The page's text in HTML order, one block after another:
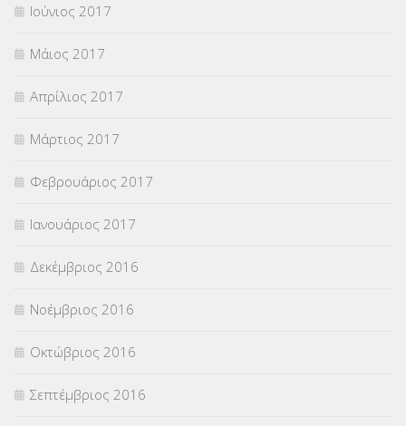
Ιούνιος 2017
Μάιος 2017
Απρίλιος 2017
Μάρτιος 2017
Φεβρουάριος 2017
Ιανουάριος 2017
Δεκέμβριος 2016
Νοέμβριος 2016
Οκτώβριος 2016
Σεπτέμβριος 2016